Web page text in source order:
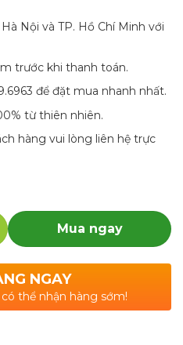
Nội và TP. Hồ Chí Minh với
trước khi thanh toán.
để đặt mua nhanh nhất.
từ thiên nhiên.
hàng vui lòng liên hệ trực
Mua ngay
NGAY
thể nhận hàng sớm!